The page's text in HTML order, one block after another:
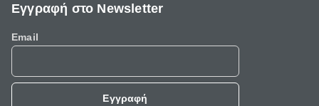
Εγγραφή στο Newsletter
Email
Εγγραφή